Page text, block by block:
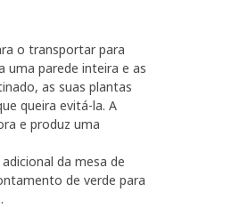
o transportar para
uma parede inteira e as
as suas plantas
queira evitá-la. A
e produz uma
da mesa de
de verde para